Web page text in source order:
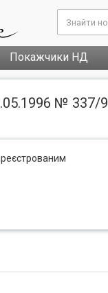
Покажчики НД
№